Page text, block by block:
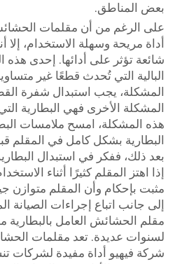
بعض المناطق.
على الرغم من أن مقلمات الحشائش
أداة مريحة وسهلة الاستخدام، إلا
شائعة تؤثر على أدائها. إحدى
البالية التي تُحدث قطعًا غير
المشكلة، يجب استبدال شفرة
المشكلة الأخرى فهي البطارية
هذه المشكلة، امسح ملامسات
البطارية بشكل كامل في المقلم
بعد ذلك، ففكر في استبدال
إذا اهتز المقلم كثيرًا أثناء
مثبت بإحكام وأن المقلم متوازن
إلى جانب اتباع إجراءات الصيانة
مقلم الحشائش العامل بالبطارية
لسنوات عديدة. تعد مقلمات
شركة فيهيو أداة مفيدة لشركات